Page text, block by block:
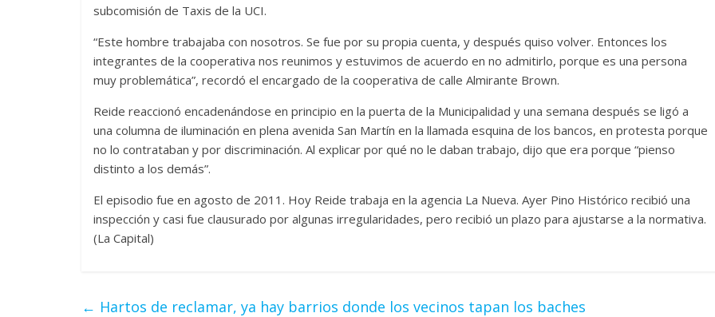
subcomisión de Taxis de la UCI.
“Este hombre trabajaba con nosotros. Se fue por su propia cuenta, y después quiso volver. Entonces los
integrantes de la cooperativa nos reunimos y estuvimos de acuerdo en no admitirlo, porque es una persona
muy problemática”, recordó el encargado de la cooperativa de calle Almirante Brown.
Reide reaccionó encadenándose en principio en la puerta de la Municipalidad y una semana después se ligó a
una columna de iluminación en plena avenida San Martín en la llamada esquina de los bancos, en protesta porque
no lo contrataban y por discriminación. Al explicar por qué no le daban trabajo, dijo que era porque “pienso
distinto a los demás”.
El episodio fue en agosto de 2011. Hoy Reide trabaja en la agencia La Nueva. Ayer Pino Histórico recibió una
inspección y casi fue clausurado por algunas irregularidades, pero recibió un plazo para ajustarse a la normativa.
(La Capital)
← Hartos de reclamar, ya hay barrios donde los vecinos tapan los baches